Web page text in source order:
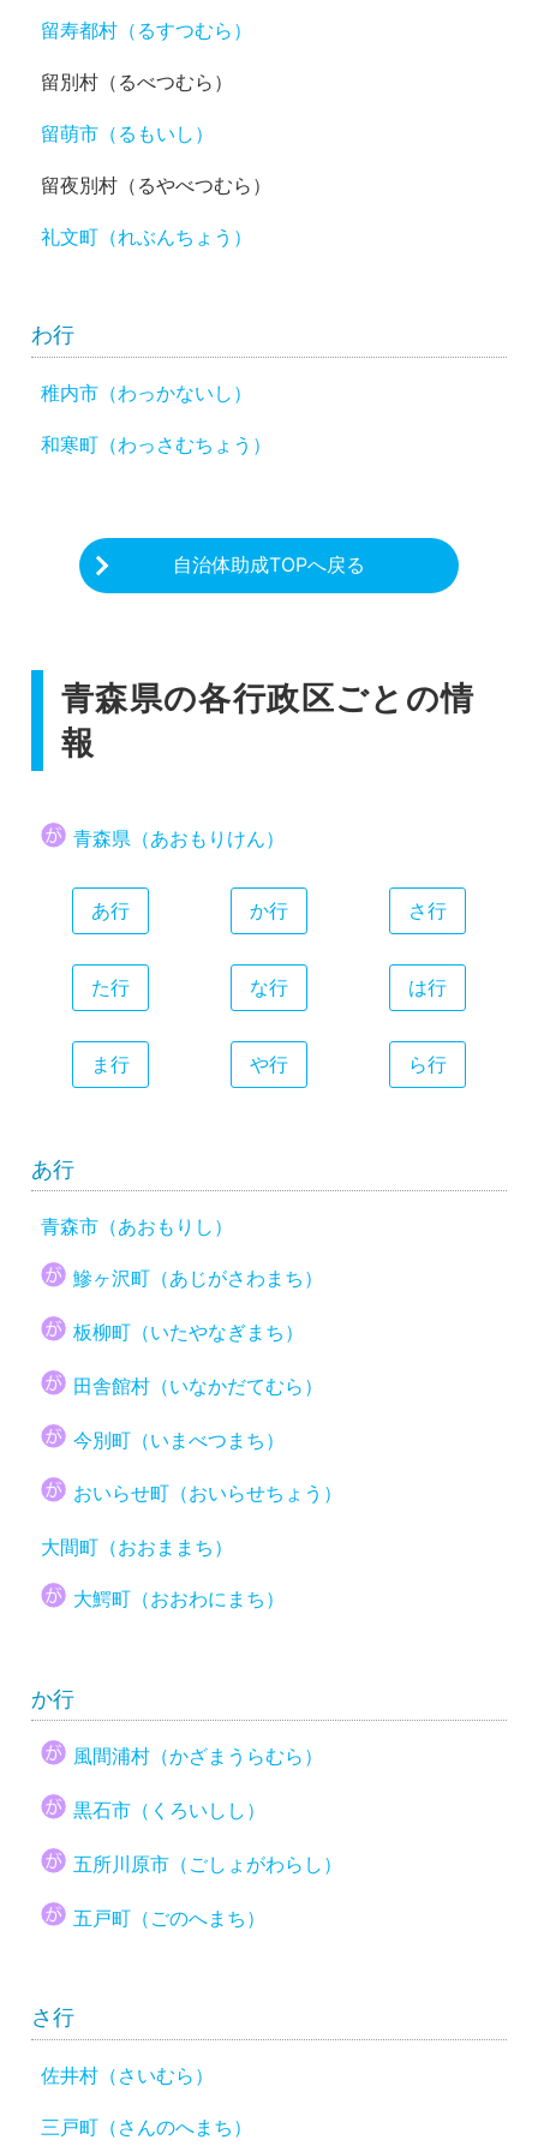
留寿都村（るすつむら）
留別村（るべつむら）
留萌市（るもいし）
留夜別村（るやべつむら）
礼文町（れぶんちょう）
わ行
稚内市（わっかないし）
和寒町（わっさむちょう）
自治体助成TOPへ戻る
青森県の各行政区ごとの情
報
青森県（あおもりけん）
あ行 か行 さ行
た行 な行 は行
ま行 や行 ら行
あ行
青森市（あおもりし）
鰺ヶ沢町（あじがさわまち）
板柳町（いたやなぎまち）
田舎館村（いなかだてむら）
今別町（いまべつまち）
おいらせ町（おいらせちょう）
大間町（おおままち）
大鰐町（おおわにまち）
か行
風間浦村（かざまうらむら）
黒石市（くろいしし）
五所川原市（ごしょがわらし）
五戸町（ごのへまち）
さ行
佐井村（さいむら）
三戸町（さんのへまち）